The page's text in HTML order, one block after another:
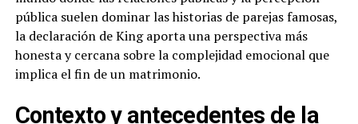
pública suelen dominar las historias de parejas famosas,
la declaración de King aporta una perspectiva más
honesta y cercana sobre la complejidad emocional que
implica el fin de un matrimonio.
Contexto y antecedentes de la